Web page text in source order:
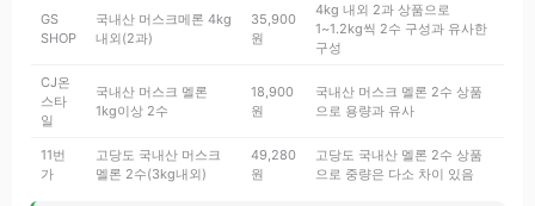
GS
SHOP
국내산 머스크메론 4kg
내외(2과)
35,900
원
4kg 내외 2과 상품으로
1~1.2kg씩 2수 구성과 유사한
구성
CJ온
스타
일
국내산 머스크 멜론
1kg이상 2수
18,900
원
국내산 머스크 멜론 2수 상품
으로 용량과 유사
11번
가
고당도 국내산 머스크
멜론 2수(3kg내외)
49,280
원
고당도 국내산 멜론 2수 상품
으로 중량은 다소 차이 있음